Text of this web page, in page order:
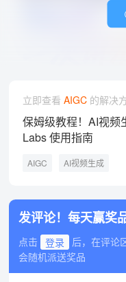
立即查看 AIGC的解决
保姆级教程！AI视频
Labs 使用指南
AIGC AI视频生成
发评论！每天赢奖
点击 登录
后，在评论
会随机派送奖品